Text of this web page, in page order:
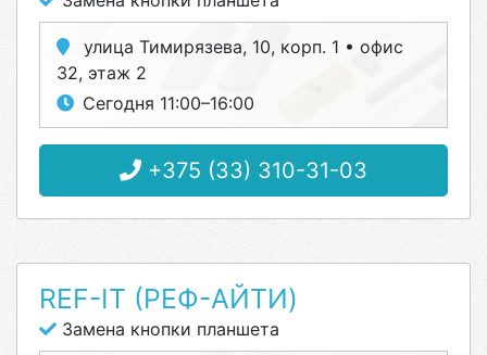
улица Тимирязева, 10, корп. 1 • офис
32, этаж 2
Сегодня 11:00–16:00
+375 (33) 310-31-03
REF-IT (РЕФ-АЙТИ)
Замена кнопки планшета